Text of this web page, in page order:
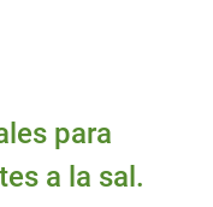
para
a la sal.